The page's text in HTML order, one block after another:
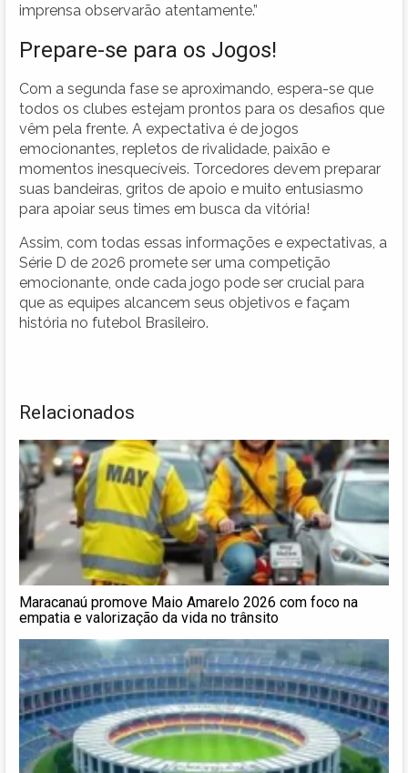
imprensa observarão atentamente.”
Prepare-se para os Jogos!
Com a segunda fase se aproximando, espera-se que
todos os clubes estejam prontos para os desafios que
vêm pela frente. A expectativa é de jogos
emocionantes, repletos de rivalidade, paixão e
momentos inesquecíveis. Torcedores devem preparar
suas bandeiras, gritos de apoio e muito entusiasmo
para apoiar seus times em busca da vitória!
Assim, com todas essas informações e expectativas, a
Série D de 2026 promete ser uma competição
emocionante, onde cada jogo pode ser crucial para
que as equipes alcancem seus objetivos e façam
história no futebol Brasileiro.
Relacionados
Maracanaú promove Maio Amarelo 2026 com foco na
empatia e valorização da vida no trânsito